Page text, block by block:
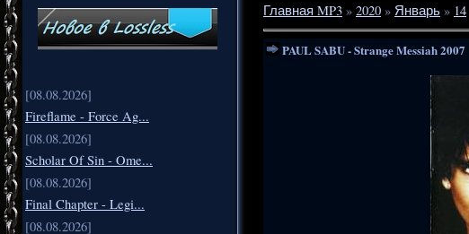
[08.08.2026]
Fireflame - Force Ag...
[08.08.2026]
Scholar Of Sin - Ome...
[08.08.2026]
Final Chapter - Legi...
[08.08.2026]
Главная MP3 » 2020 » Январь » 14
PAUL SABU - Strange Messiah 2007